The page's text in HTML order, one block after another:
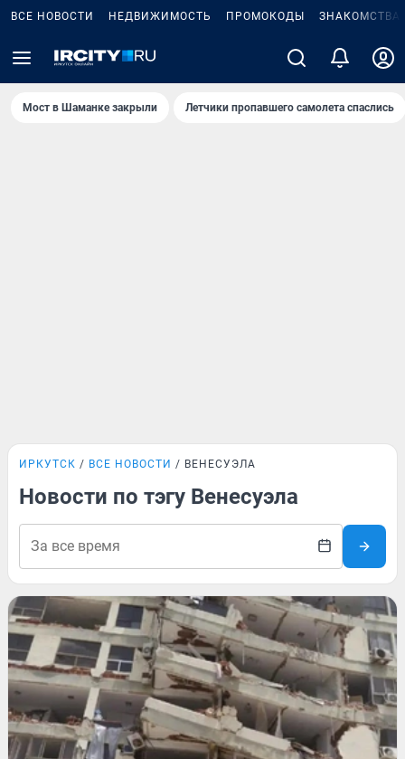
ВСЕ НОВОСТИ НЕДВИЖИМОСТЬ ПРОМОКОДЫ ЗНАКОМСТВА
Мост в Шаманке закрыли Летчики пропавшего самолета спаслись
ИРКУТСК ВСЕ НОВОСТИ ВЕНЕСУЭЛА
Новости по тэгу Венесуэла